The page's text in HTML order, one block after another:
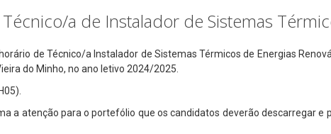
a de Instalador de Sistemas
de Técnico/a Instalador de Sistemas Térmicos de Energias
do Minho, no ano letivo 2024/2025.
a atenção para o portefólio que os candidatos deverão descarregar